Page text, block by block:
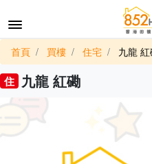
首頁 買樓 住宅 九龍
住 九龍 紅磡